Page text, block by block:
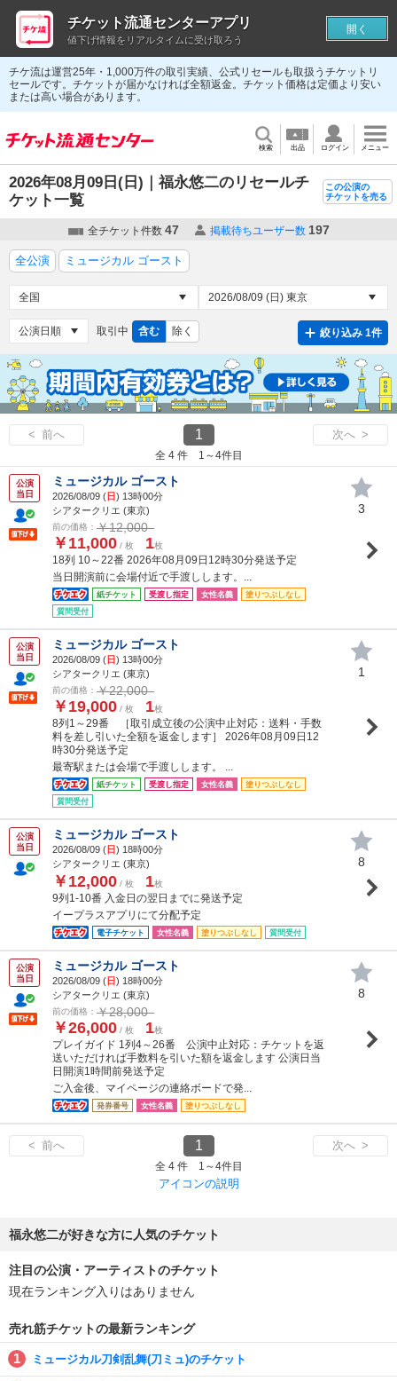
チケ流は運営25年・1,000万件の取引実績、公式リセールも取扱うチケットリ
セールです。チケットが届かなければ全額返金。チケット価格は定価より安い
または高い場合があります。
検索 出品 ログイン メニュー
2026年08月09日(日)｜福永悠二のリセールチ
ケット一覧
この公演の
チケットを売る
全チケット件数 47 掲載待ちユーザー数 197
全公演 ミュージカル ゴースト
取引中 含む 除く 絞り込み 1件
< 前へ 1 次へ >
全 4 件 1～4件目
公演
当日
ミュージカル ゴースト
2026/08/09 (日) 13時00分
シアタークリエ (東京)
前の価格： ￥12,000
￥11,000 / 枚 1枚
18列 10～22番 2026年08月09日12時30分発送予定
当日開演前に会場付近で手渡しします。...
紙チケット 受渡し指定 女性名義
塗りつぶしなし
質問受付
3
公演
当日
ミュージカル ゴースト
2026/08/09 (日) 13時00分
シアタークリエ (東京)
前の価格： ￥22,000
￥19,000 / 枚 1枚
8列1～29番 ［取引成立後の公演中止対応：送料・手数
料を差し引いた全額を返金します］ 2026年08月09日12
時30分発送予定
最寄駅または会場で手渡しします。 ...
紙チケット 受渡し指定 女性名義
塗りつぶしなし
質問受付
1
公演
当日
ミュージカル ゴースト
2026/08/09 (日) 18時00分
シアタークリエ (東京)
￥12,000 / 枚 1枚
9列1-10番 入金日の翌日までに発送予定
イープラスアプリにて分配予定
電子チケット 女性名義 塗りつぶしなし 質問受付
8
公演
当日
ミュージカル ゴースト
2026/08/09 (日) 18時00分
シアタークリエ (東京)
前の価格： ￥28,000
￥26,000 / 枚 1枚
プレイガイド 1列4～26番 公演中止対応：チケットを返
送いただければ手数料を引いた額を返金します 公演日当
日開演1時間前発送予定
ご入金後、マイページの連絡ボードで発...
発券番号 女性名義 塗りつぶしなし
8
< 前へ 1 次へ >
全 4 件 1～4件目
アイコンの説明
福永悠二が好きな方に人気のチケット
注目の公演・アーティストのチケット
現在ランキング入りはありません
売れ筋チケットの最新ランキング
ミュージカル刀剣乱舞(刀ミュ)のチケット
チケット流通センターアプリ
値下げ情報をリアルタイムに受け取ろう
開く